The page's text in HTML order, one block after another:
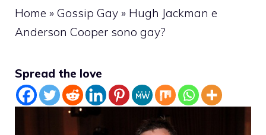
Home » Gossip Gay » Hugh Jackman e
Anderson Cooper sono gay?
Spread the love